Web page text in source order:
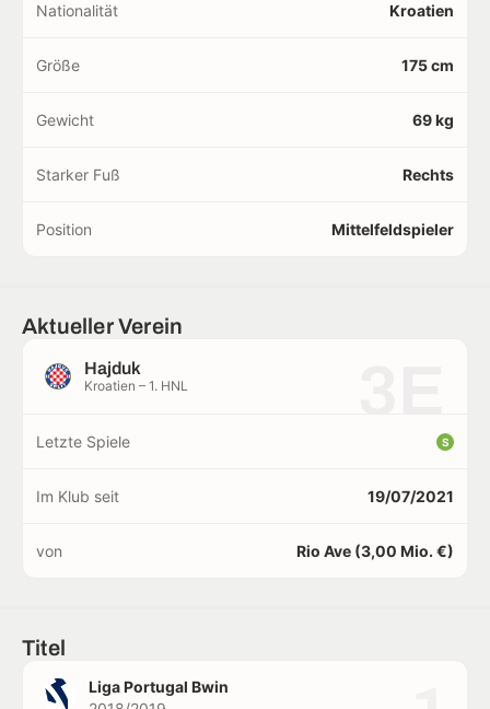
Nationalität Kroatien
Größe 175 cm
Gewicht 69 kg
Starker Fuß Rechts
Position Mittelfeldspieler
Aktueller Verein
Hajduk
Kroatien – 1. HNL
Letzte Spiele S
Im Klub seit 19/07/2021
von Rio Ave (3,00 Mio. €)
Titel
Liga Portugal Bwin